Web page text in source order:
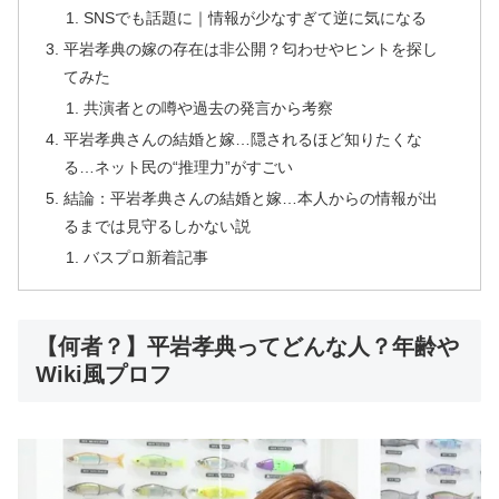
SNSでも話題に｜情報が少なすぎて逆に気になる
平岩孝典の嫁の存在は非公開？匂わせやヒントを探し
てみた
共演者との噂や過去の発言から考察
平岩孝典さんの結婚と嫁…隠されるほど知りたくな
る…ネット民の“推理力”がすごい
結論：平岩孝典さんの結婚と嫁…本人からの情報が出
るまでは見守るしかない説
バスプロ新着記事
【何者？】平岩孝典ってどんな人？年齢や
Wiki風プロフ